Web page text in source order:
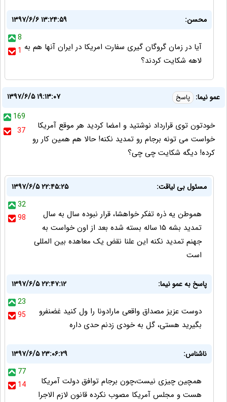
محسن:
۱۳۹۷/۶/۶ ۱۳:۲۴:۵۹
8
1 آیا در زمان گروگان گیری سفارت امریکا در ایران آنها هم به
لاهه شکایت کردند؟
عمو نیما: پاسخ
۱۳۹۷/۶/۵ ۱۹:۱۳:۰۷
169
37
خودتون توی قرارداد نوشتید و امضا کردید هر موقع آمریکا
خواست می تونه برجام رو تمدید نکنه! حالا هم همین کار رو
کرده! دیگه شکایت چی چی؟
مسئول بی لیاقت:
۱۳۹۷/۶/۵ ۲۲:۴۵:۲۵
32
98
هموطن یه ذره تفکر خواهشا، قرار نبوده سال به سال
تمدید بشه ۱۵ ساله بسته شده بعد از اون خواست به
جهنم تمدید نکنه این علنا نقض یک معاهده بین المللی
است
پاسخ به عمو نیما:
۱۳۹۷/۶/۵ ۲۲:۴۷:۱۲
23
95
دوست عزیز مصداق واقعی مارادونا را ول کنید غضنفرو
بگیرید هستی، گل به خودی زدنم حدی داره
ناشناس:
۱۳۹۷/۶/۵ ۲۳:۰۶:۲۹
77
14
همچین چیزی نیست،چون برجام توافق دولت آمریکا
هست و مجلس آمریکا مصوب نکرده قانون لازم الاجرا